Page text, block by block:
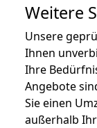
Weitere
Unsere
Ihnen
Ihre
Angebote
Sie einen
außerhalb